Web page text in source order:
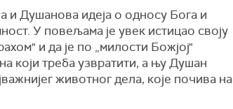
и Душанова идеја о односу Бога и
У повељама је увек истицао своју
и да је по „милости Божјој"
који треба узвратити, а њу Душан
животног дела, које почива на